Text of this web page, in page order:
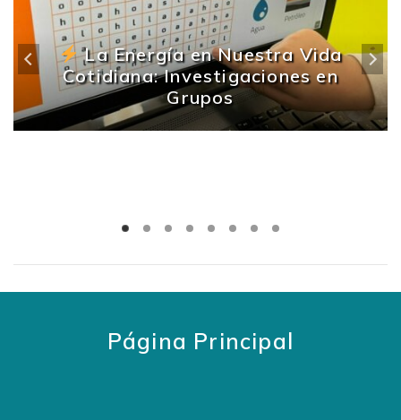
La Energía en Nuestra Vida
Cotidiana: Investigaciones en
Grupos
Página Principal